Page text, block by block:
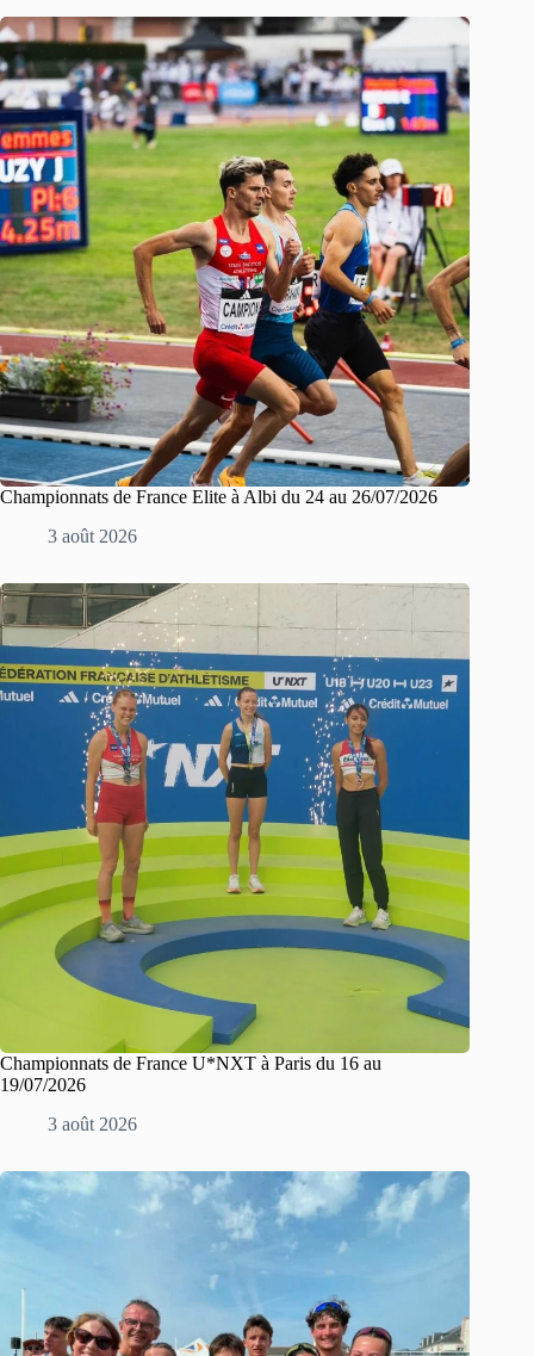
Championnats de France Elite à Albi du 24 au 26/07/2026
3 août 2026
Championnats de France U*NXT à Paris du 16 au
19/07/2026
3 août 2026